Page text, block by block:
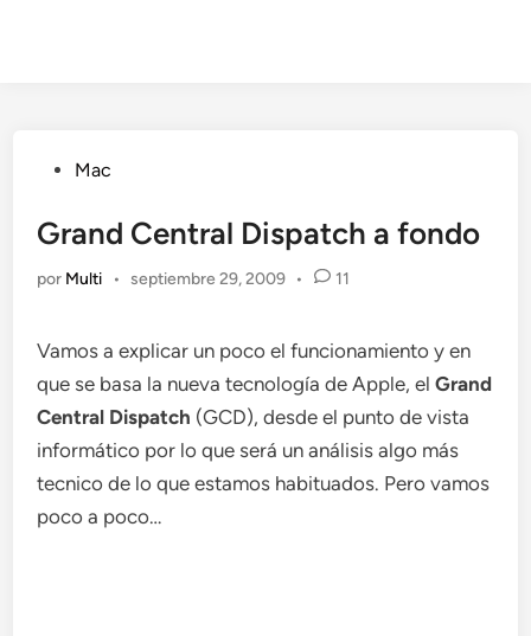
Publicado
Mac
Grand Central Dispatch a fondo
por Multi • septiembre 29, 2009 • 11
Vamos a explicar un poco el funcionamiento y en
que se basa la nueva tecnología de Apple, elGrand
Central Dispatch (GCD), desde el punto de vista
informático por lo que será un análisis algo más
tecnico de lo que estamos habituados. Pero vamos
poco a poco…